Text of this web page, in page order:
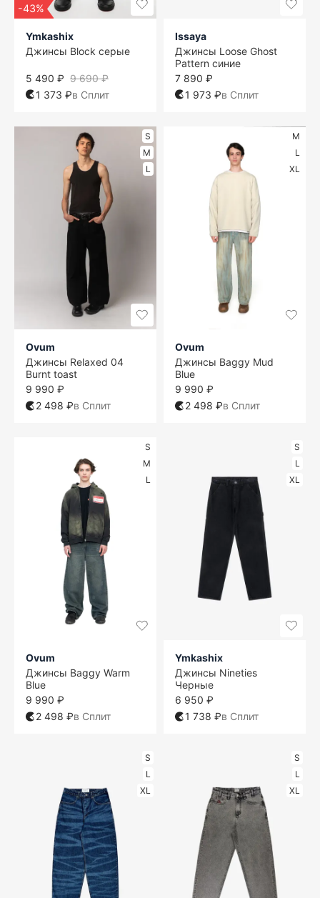
-43%
Ymkashix
Джинсы Block серые
9 690 ₽
5 490 ₽
1 373 ₽в Сплит
Issaya
Джинсы Loose Ghost
Pattern синие
7 890 ₽
1 973 ₽в Сплит
S
M
L
Ovum
Джинсы Relaxed 04
Burnt toast
9 990 ₽
2 498 ₽в Сплит
M
L
XL
Ovum
Джинсы Baggy Mud
Blue
9 990 ₽
2 498 ₽в Сплит
S
M
L
Ovum
Джинсы Baggy Warm
Blue
9 990 ₽
2 498 ₽в Сплит
S
L
XL
Ymkashix
Джинсы Nineties
Черные
6 950 ₽
1 738 ₽в Сплит
S
L
XL
S
L
XL